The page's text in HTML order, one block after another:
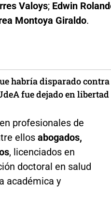
Valoys; Edwin
Montoya Giraldo.
habría disparado contra
fue dejado en libertad
profesionales de
ellosabogados,
, licenciados en
doctoral en salud
académica y